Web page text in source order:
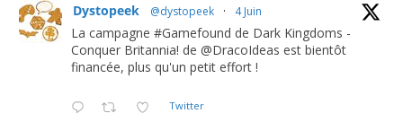
Dystopeek @dystopeek · 4 Juin
La campagne #Gamefound de Dark Kingdoms -
Conquer Britannia! de @DracoIdeas est bientôt
financée, plus qu'un petit effort !
Twitter